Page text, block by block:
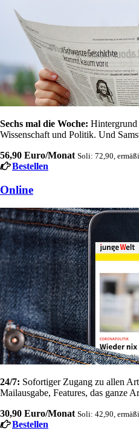
Sechs mal die Woche:
Wissenschaft und Politik. Und
56,90 Euro/Monat Soli: 72,90,
Bestellen
Online
24/7: Sofortiger Zugang zu allen
Mailausgabe, Features, das ganze
30,90 Euro/Monat Soli: 42,90,
Bestellen